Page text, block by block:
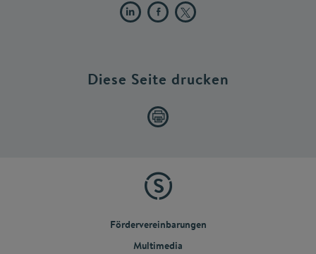
Diese Seite drucken
Fördervereinbarungen
Multimedia